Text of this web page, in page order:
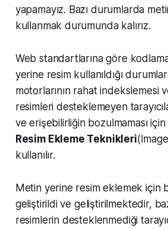
yapamayız. Bazı durumlarda
kullanmak durumunda kalırız.
Web standartlarına göre
yerine resim kullanıldığı
motorlarının rahat indekslemesi
resimleri desteklemeyen
ve erişebilirliğin bozulmaması için
Resim Ekleme Teknikleri
kullanılır.
Metin yerine resim eklemek için
geliştirildi ve geliştirilmektedir,
resimlerin desteklenmediği